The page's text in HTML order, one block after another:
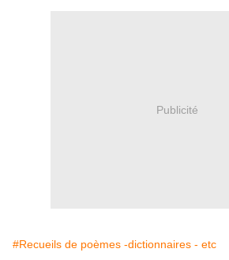
Publicité
#Recueils de poèmes -dictionnaires - etc